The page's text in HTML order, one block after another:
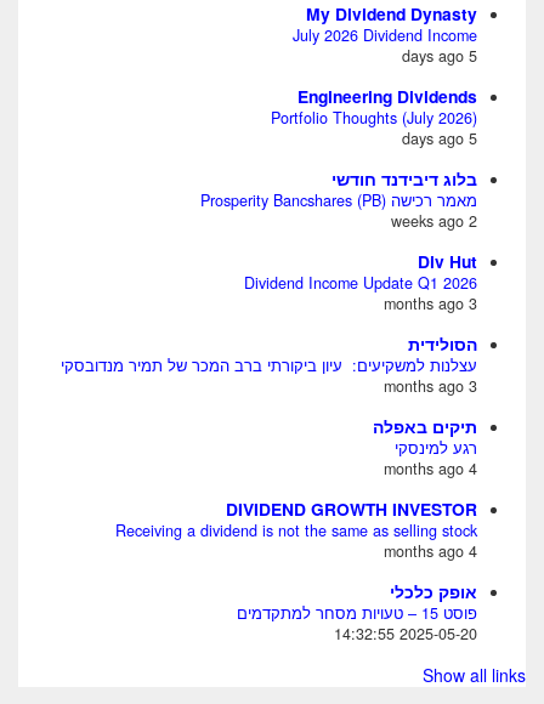
My Dividend Dynasty
July 2026 Dividend Income
5 days ago
Engineering Dividends
Portfolio Thoughts (July 2026)
5 days ago
בלוג דיבידנד חודשי
מאמר רכישה Prosperity Bancshares (PB)
2 weeks ago
Div Hut
Dividend Income Update Q1 2026
3 months ago
הסולידית
עצלנות למשקיעים: עיון ביקורתי ברב המכר של תמיר מנדובסקי
3 months ago
תיקים באפלה
רגע למינסקי
4 months ago
DIVIDEND GROWTH INVESTOR
Receiving a dividend is not the same as selling stock
4 months ago
אופק כלכלי
פוסט 15 – טעויות מסחר למתקדמים
2025-05-20 14:32:55
Show all links